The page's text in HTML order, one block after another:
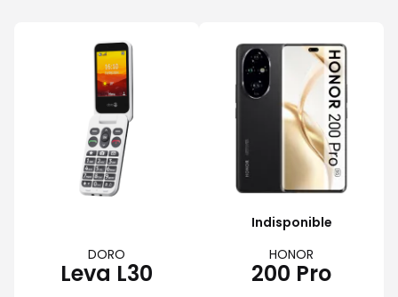
DORO
Leva L30
Indisponible
HONOR
200 Pro